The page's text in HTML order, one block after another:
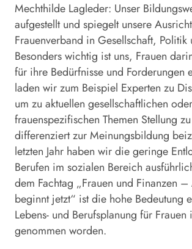
Mechthilde Lagleder: Unser
aufgestellt und spiegelt unsere
Frauenverband in Gesellschaft, Politik
Besonders wichtig ist uns, Frauen
für ihre Bedürfnisse und Forderungen
laden wir zum Beispiel Experten zu
um zu aktuellen gesellschaftlichen oder
frauenspezifischen Themen Stellung
differenziert zur Meinungsbildung
letzten Jahr haben wir die geringe
Berufen im sozialen Bereich
dem Fachtag „Frauen und Finanzen
beginnt jetzt“ ist die hohe Bedeutung
Lebens- und Berufsplanung für
genommen worden.